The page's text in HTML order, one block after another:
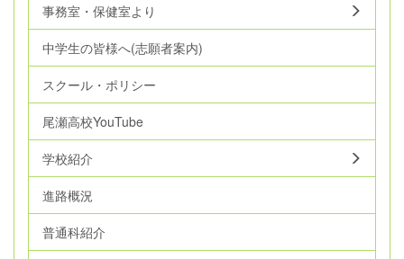
事務室・保健室より
中学生の皆様へ(志願者案内)
スクール・ポリシー
尾瀬高校YouTube
学校紹介
進路概況
普通科紹介